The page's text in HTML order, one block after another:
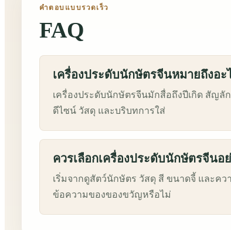
คำตอบแบบรวดเร็ว
FAQ
เครื่องประดับนักษัตรจีนหมายถึงอะ
เครื่องประดับนักษัตรจีนมักสื่อถึงปีเกิด สัญ
ดีไซน์ วัสดุ และบริบทการใส่
ควรเลือกเครื่องประดับนักษัตรจีนอย่
เริ่มจากดูสัตว์นักษัตร วัสดุ สี ขนาดจี้ และคว
ข้อความของของขวัญหรือไม่